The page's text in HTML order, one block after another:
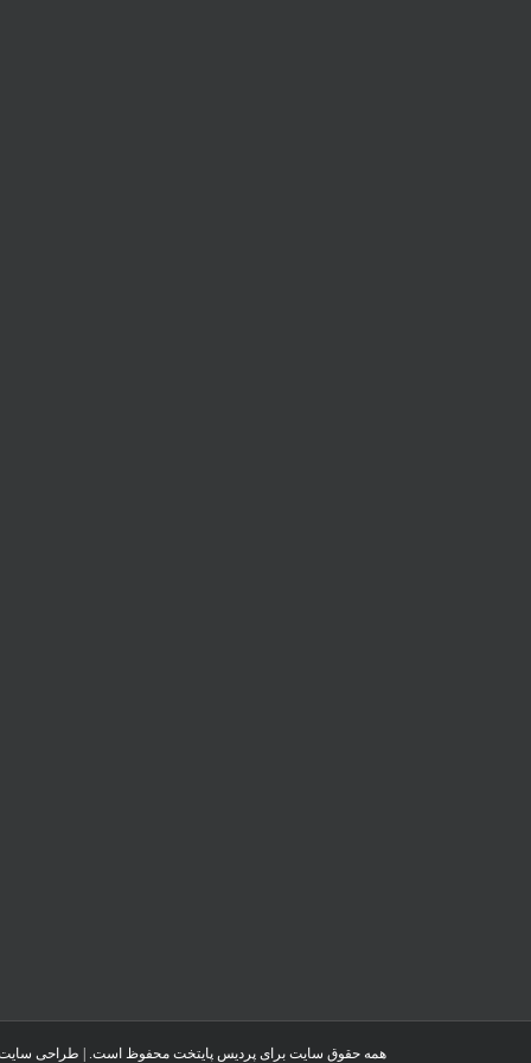
همه حقوق سایت برای پردیس پایتخت محفوظ است. | طراحی